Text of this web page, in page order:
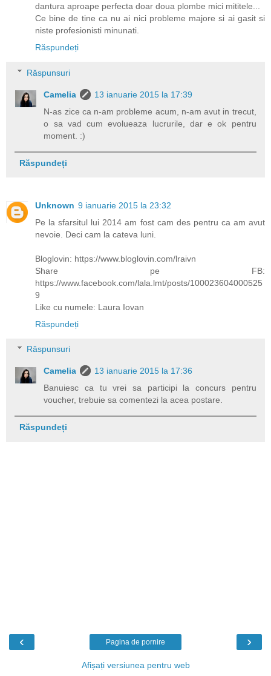
dantura aproape perfecta doar doua plombe mici mititele...
Ce bine de tine ca nu ai nici probleme majore si ai gasit si
niste profesionisti minunati.
Răspundeți
Răspunsuri
Camelia
13 ianuarie 2015 la 17:39
N-as zice ca n-am probleme acum, n-am avut in trecut,
o sa vad cum evolueaza lucrurile, dar e ok pentru
moment. :)
Răspundeți
Unknown 9 ianuarie 2015 la 23:32
Pe la sfarsitul lui 2014 am fost cam des pentru ca am avut
nevoie. Deci cam la cateva luni.
Bloglovin: https://www.bloglovin.com/lraivn
Share pe FB:
https://www.facebook.com/lala.lmt/posts/100023604000525
9
Like cu numele: Laura Iovan
Răspundeți
Răspunsuri
Camelia
13 ianuarie 2015 la 17:36
Banuiesc ca tu vrei sa participi la concurs pentru
voucher, trebuie sa comentezi la acea postare.
Răspundeți
‹ ›
Pagina de pornire
Afișați versiunea pentru web